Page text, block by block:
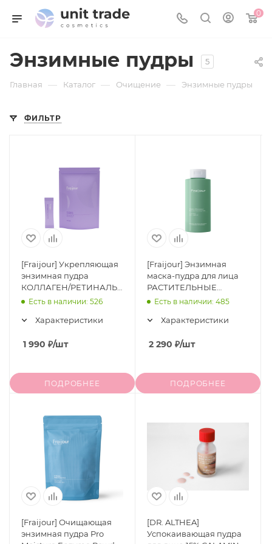
0
Энзимные пудры 5
Главная — Каталог — Очищение — Энзимные пудры
ФИЛЬТР
[Fraijour] Укрепляющая
энзимная пудра
КОЛЛАГЕН/РЕТИНАЛЬ
Retin-Collagen 3D Core
Есть в наличии: 526
Характеристики
1 990 ₽/шт
ПОДРОБНЕЕ
[Fraijour] Энзимная
маска-пудра для лица
РАСТИТЕЛЬНЫЕ
ЭКСТРАКТЫ Original
Cleansing Pack, 80 гр
Есть в наличии: 485
Характеристики
2 290 ₽/шт
ПОДРОБНЕЕ
[Fraijour] Очищающая
энзимная пудра Pro
[DR. ALTHEA]
Успокаивающая пудра